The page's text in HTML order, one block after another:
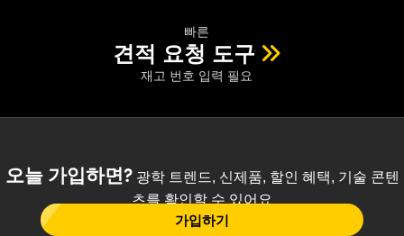
빠른
견적 요청 도구
재고 번호 입력 필요
오늘 가입하면?광학 트렌드, 신제품, 할인 혜택, 기술 콘텐
츠를 확인할 수 있어요
가입하기